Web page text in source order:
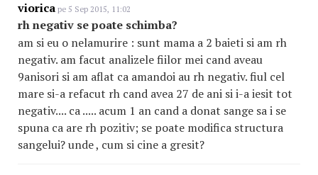
viorica pe 5 Sep 2015, 11:02
rh negativ se poate schimba?
am si eu o nelamurire : sunt mama a 2 baieti si am rh
negativ. am facut analizele fiilor mei cand aveau
9anisori si am aflat ca amandoi au rh negativ. fiul cel
mare si-a refacut rh cand avea 27 de ani si i-a iesit tot
negativ.... ca ..... acum 1 an cand a donat sange sa i se
spuna ca are rh pozitiv; se poate modifica structura
sangelui? unde , cum si cine a gresit?